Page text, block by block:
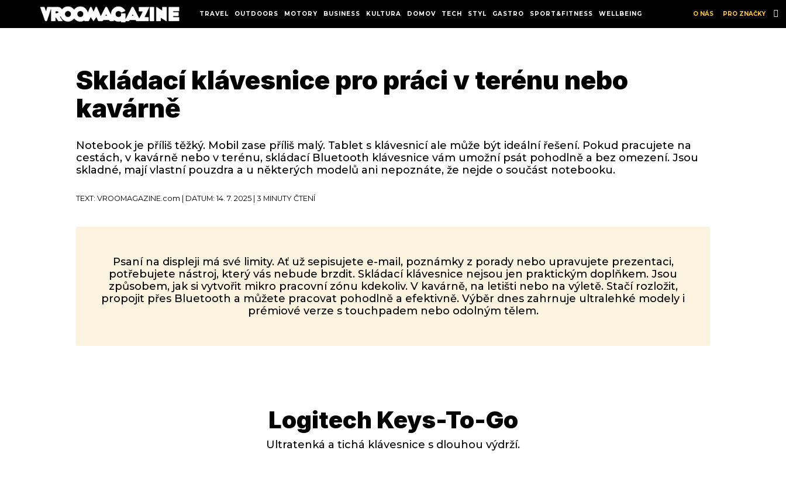
TRAVEL OUTDOORS MOTORY BUSINESS KULTURA DOMOV TECH STYL GASTRO SPORT&FITNESS WELLBEING O NÁS PRO ZNAČKY
Skládací klávesnice pro práci v terénu nebo
kavárně
Notebook je příliš těžký. Mobil zase příliš malý. Tablet s klávesnicí ale může být ideální řešení. Pokud pracujete na
cestách, v kavárně nebo v terénu, skládací Bluetooth klávesnice vám umožní psát pohodlně a bez omezení. Jsou
skladné, mají vlastní pouzdra a u některých modelů ani nepoznáte, že nejde o součást notebooku.
TEXT: VROOMAGAZINE.com | DATUM: 14. 7. 2025 | 3 MINUTY ČTENÍ
Psaní na displeji má své limity. Ať už sepisujete e-mail, poznámky z porady nebo upravujete prezentaci,
potřebujete nástroj, který vás nebude brzdit. Skládací klávesnice nejsou jen praktickým doplňkem. Jsou
způsobem, jak si vytvořit mikro pracovní zónu kdekoliv. V kavárně, na letišti nebo na výletě. Stačí rozložit,
propojit přes Bluetooth a můžete pracovat pohodlně a efektivně. Výběr dnes zahrnuje ultralehké modely i
prémiové verze s touchpadem nebo odolným tělem.
Logitech Keys-To-Go
Ultratenká a tichá klávesnice s dlouhou výdrží.